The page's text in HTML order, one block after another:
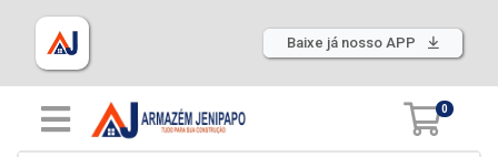
Baixe já nosso APP
0